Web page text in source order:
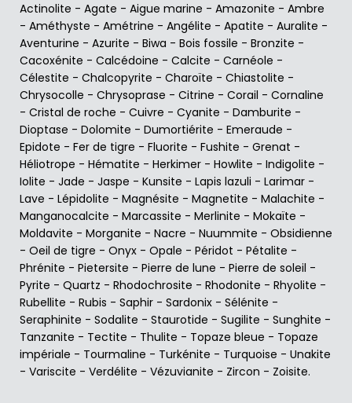
Actinolite - Agate - Aigue marine - Amazonite - Ambre
- Améthyste - Amétrine - Angélite - Apatite - Auralite -
Aventurine - Azurite - Biwa - Bois fossile - Bronzite -
Cacoxénite - Calcédoine - Calcite - Carnéole -
Célestite - Chalcopyrite - Charoïte - Chiastolite -
Chrysocolle - Chrysoprase - Citrine - Corail - Cornaline
- Cristal de roche - Cuivre - Cyanite - Damburite -
Dioptase - Dolomite - Dumortiérite - Emeraude -
Epidote - Fer de tigre - Fluorite - Fushite - Grenat -
Héliotrope - Hématite - Herkimer - Howlite - Indigolite -
Iolite - Jade - Jaspe - Kunsite - Lapis lazuli - Larimar -
Lave - Lépidolite - Magnésite - Magnetite - Malachite -
Manganocalcite - Marcassite - Merlinite - Mokaïte -
Moldavite - Morganite - Nacre - Nuummite - Obsidienne
- Oeil de tigre - Onyx - Opale - Péridot - Pétalite -
Phrénite - Pietersite - Pierre de lune - Pierre de soleil -
Pyrite - Quartz - Rhodochrosite - Rhodonite - Rhyolite -
Rubellite - Rubis - Saphir - Sardonix - Sélénite -
Seraphinite - Sodalite - Staurotide - Sugilite - Sunghite -
Tanzanite - Tectite - Thulite - Topaze bleue - Topaze
impériale - Tourmaline - Turkénite - Turquoise - Unakite
- Variscite - Verdélite - Vézuvianite - Zircon - Zoisite.